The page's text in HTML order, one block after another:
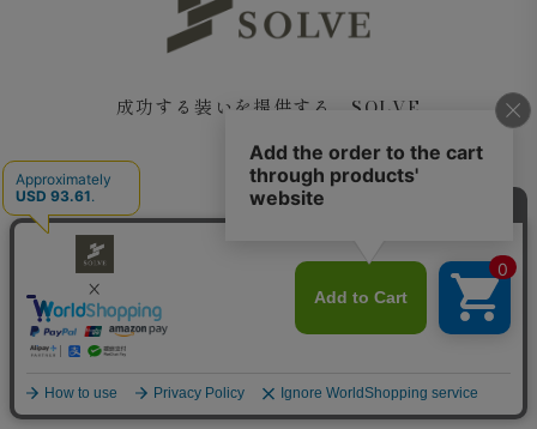
成功する装いを提供する SOLVE